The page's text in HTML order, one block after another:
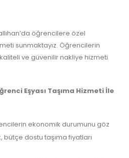
öğrencilere özel
sunmaktayız. Öğrencilerin
ve güvenilir nakliye hizmeti
Eşyası Taşıma Hizmeti İle
ekonomik durumunu göz
dostu taşıma fiyatları